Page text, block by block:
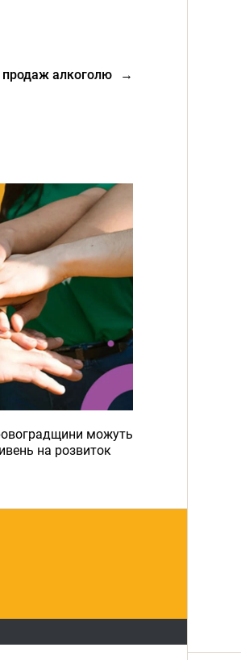
→
продаж алкоголю
можуть
на розвиток